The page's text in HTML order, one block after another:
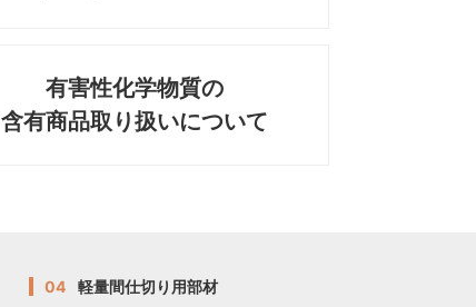
有害性化学物質の
含有商品取り扱いについて
04 軽量間仕切り用部材